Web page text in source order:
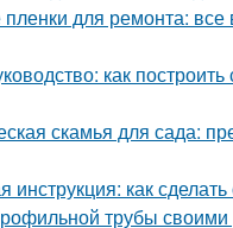
для ремонта: все
как
скамья для сада:
инструкция: как
трубы своими